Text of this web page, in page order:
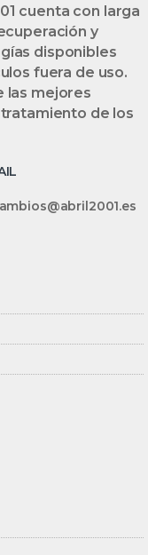
cuenta con larga
y
disponibles
fuera de uso.
las mejores
de los